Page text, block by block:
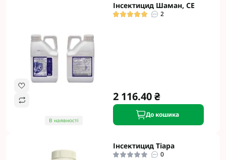
В наявності
Інсектицид Шаман, СЕ
2
2 116.40 ₴
До кошика
Інсектицид Тіара
0